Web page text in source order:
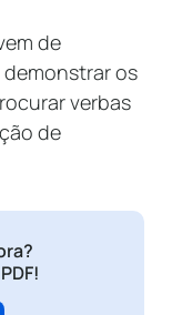
de
os
verbas
de